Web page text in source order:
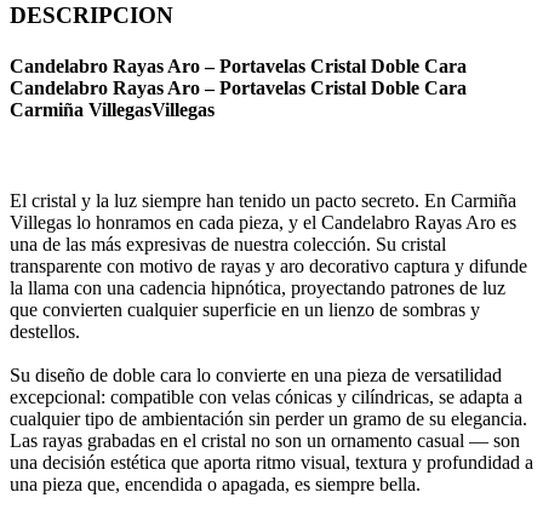
DESCRIPCION
Candelabro Rayas Aro – Portavelas Cristal Doble Cara
Candelabro Rayas Aro – Portavelas Cristal Doble Cara
Carmiña VillegasVillegas
El cristal y la luz siempre han tenido un pacto secreto. En Carmiña
Villegas lo honramos en cada pieza, y el Candelabro Rayas Aro es
una de las más expresivas de nuestra colección. Su cristal
transparente con motivo de rayas y aro decorativo captura y difunde
la llama con una cadencia hipnótica, proyectando patrones de luz
que convierten cualquier superficie en un lienzo de sombras y
destellos.
Su diseño de doble cara lo convierte en una pieza de versatilidad
excepcional: compatible con velas cónicas y cilíndricas, se adapta a
cualquier tipo de ambientación sin perder un gramo de su elegancia.
Las rayas grabadas en el cristal no son un ornamento casual — son
una decisión estética que aporta ritmo visual, textura y profundidad a
una pieza que, encendida o apagada, es siempre bella.